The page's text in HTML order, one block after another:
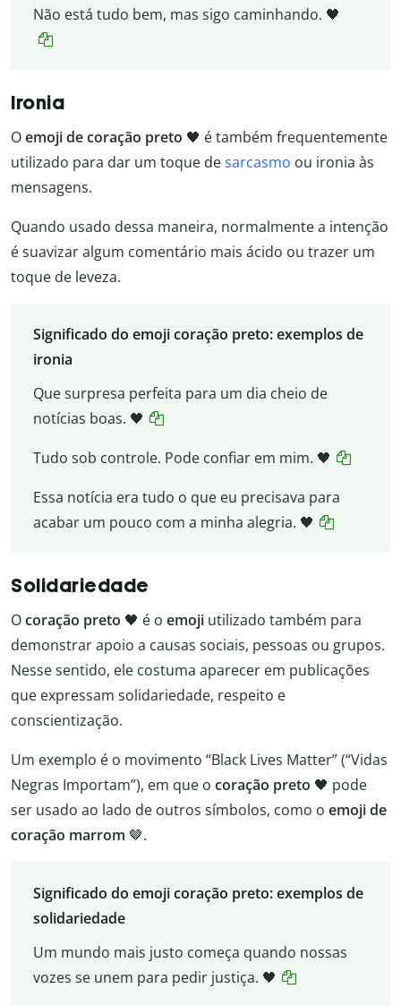
Não está tudo bem, mas sigo caminhando. 🖤
Ironia
Oemoji de coração preto 🖤 é também frequentemente
utilizado para dar um toque desarcasmo ou ironia às
mensagens.
Quando usado dessa maneira, normalmente a intenção
é suavizar algum comentário mais ácido ou trazer um
toque de leveza.
Significado do emoji coração preto: exemplos de
ironia
Que surpresa perfeita para um dia cheio de
notícias boas. 🖤
Tudo sob controle. Pode confiar em mim. 🖤
Essa notícia era tudo o que eu precisava para
acabar um pouco com a minha alegria. 🖤
Solidariedade
Ocoração preto 🖤 é o emoji utilizado também para
demonstrar apoio a causas sociais, pessoas ou grupos.
Nesse sentido, ele costuma aparecer em publicações
que expressam solidariedade, respeito e
conscientização.
Um exemplo é o movimento “Black Lives Matter” (“Vidas
Negras Importam”), em que o coração preto 🖤 pode
ser usado ao lado de outros símbolos, como o emoji de
coração marrom 🤎.
Significado do emoji coração preto: exemplos de
solidariedade
Um mundo mais justo começa quando nossas
vozes se unem para pedir justiça. 🖤